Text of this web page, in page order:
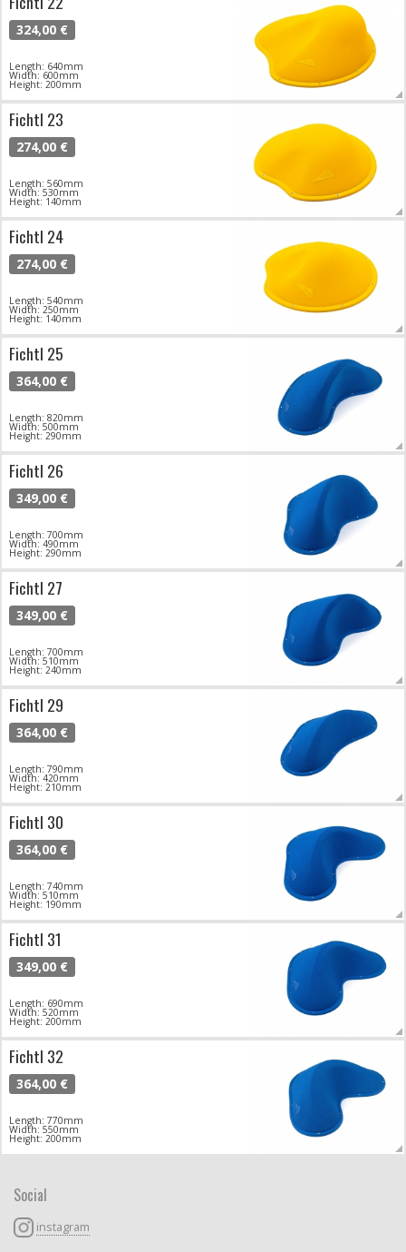
324,00 €
Length: 640mm
Width: 600mm
Height: 200mm
Fichtl 23
274,00 €
Length: 560mm
Width: 530mm
Height: 140mm
Fichtl 24
274,00 €
Length: 540mm
Width: 250mm
Height: 140mm
Fichtl 25
364,00 €
Length: 820mm
Width: 500mm
Height: 290mm
Fichtl 26
349,00 €
Length: 700mm
Width: 490mm
Height: 290mm
Fichtl 27
349,00 €
Length: 700mm
Width: 510mm
Height: 240mm
Fichtl 29
364,00 €
Length: 790mm
Width: 420mm
Height: 210mm
Fichtl 30
364,00 €
Length: 740mm
Width: 510mm
Height: 190mm
Fichtl 31
349,00 €
Length: 690mm
Width: 520mm
Height: 200mm
Fichtl 32
364,00 €
Length: 770mm
Width: 550mm
Height: 200mm
Social
instagram